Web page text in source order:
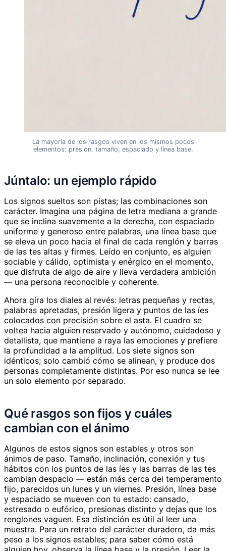
La mayoría de los rasgos viven en los mismos pocos
elementos: presión, tamaño, espaciado y línea base.
Júntalo: un ejemplo rápido
Los signos sueltos son pistas; las combinaciones son
carácter. Imagina una página de letra mediana a grande
que se inclina suavemente a la derecha, con espaciado
uniforme y generoso entre palabras, una línea base que
se eleva un poco hacia el final de cada renglón y barras
de las tes altas y firmes. Leído en conjunto, es alguien
sociable y cálido, optimista y enérgico en el momento,
que disfruta de algo de aire y lleva verdadera ambición
— una persona reconocible y coherente.
Ahora gira los diales al revés: letras pequeñas y rectas,
palabras apretadas, presión ligera y puntos de las íes
colocados con precisión sobre el asta. El cuadro se
voltea hacia alguien reservado y autónomo, cuidadoso y
detallista, que mantiene a raya las emociones y prefiere
la profundidad a la amplitud. Los siete signos son
idénticos; solo cambió cómo se alinean, y produce dos
personas completamente distintas. Por eso nunca se lee
un solo elemento por separado.
Qué rasgos son fijos y cuáles
cambian con el ánimo
Algunos de estos signos son estables y otros son
ánimos de paso. Tamaño, inclinación, conexión y tus
hábitos con los puntos de las íes y las barras de las tes
cambian despacio — están más cerca del temperamento
fijo, parecidos un lunes y un viernes. Presión, línea base
y espaciado se mueven con tu estado: cansado,
estresado o eufórico, presionas distinto y dejas que los
renglones vaguen. Esa distinción es útil al leer una
muestra. Para un retrato del carácter duradero, da más
peso a los signos estables; para saber cómo está